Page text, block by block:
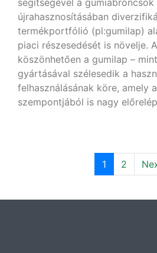
segítségével a gumiabroncsok
újrahasznosításában
termékportfólió (pl:gumilap)
piaci részesedését is növelje.
köszönhetően a gumilap –
gyártásával szélesedik a
felhasználásának köre, amely
szempontjából is nagy
1 2